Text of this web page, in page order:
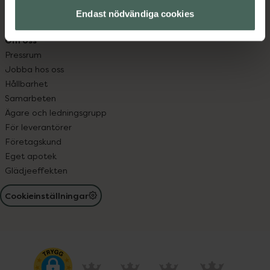
Endast nödvändiga cookies
Elektroniskt expertstöd, EES
Om oss
Pressrum
Jobba hos oss
Hållbarhet
Samarbeten
Ägare och ledningsgrupp
För leverantörer
Företagskund
Eget apotek
Glädjeeffekten
Cookieinställningar